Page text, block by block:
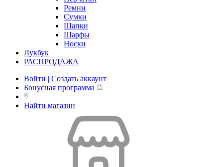
Ремни
Сумки
Шапки
Шарфы
Носки
Лукбук
РАСПРОДАЖА
Войти | Создать аккаунт
Бонусная программа
Найти магазин